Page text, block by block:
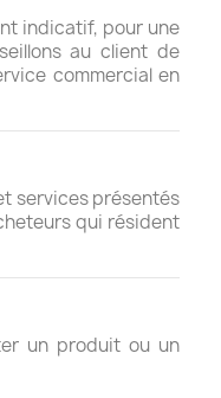
indicatif, pour une
au client de
commercial en
services présentés
qui résident
un produit ou un